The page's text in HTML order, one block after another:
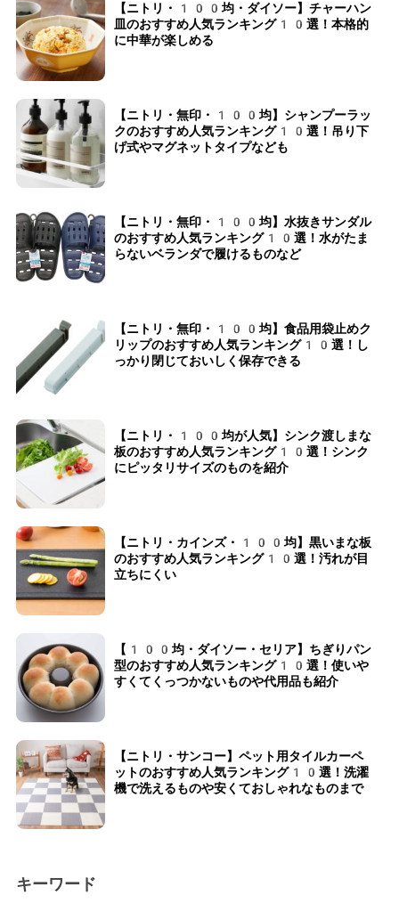
【ニトリ・100均・ダイソー】チャーハン
皿のおすすめ人気ランキング10選！本格的
に中華が楽しめる
【ニトリ・無印・100均】シャンプーラッ
クのおすすめ人気ランキング10選！吊り下
げ式やマグネットタイプなども
【ニトリ・無印・100均】水抜きサンダル
のおすすめ人気ランキング10選！水がたま
らないベランダで履けるものなど
【ニトリ・無印・100均】食品用袋止めク
リップのおすすめ人気ランキング10選！し
っかり閉じておいしく保存できる
【ニトリ・100均が人気】シンク渡しまな
板のおすすめ人気ランキング10選！シンク
にピッタリサイズのものを紹介
【ニトリ・カインズ・100均】黒いまな板
のおすすめ人気ランキング10選！汚れが目
立ちにくい
【100均・ダイソー・セリア】ちぎりパン
型のおすすめ人気ランキング10選！使いや
すくてくっつかないものや代用品も紹介
【ニトリ・サンコー】ペット用タイルカーペ
ットのおすすめ人気ランキング10選！洗濯
機で洗えるものや安くておしゃれなものまで
キーワード